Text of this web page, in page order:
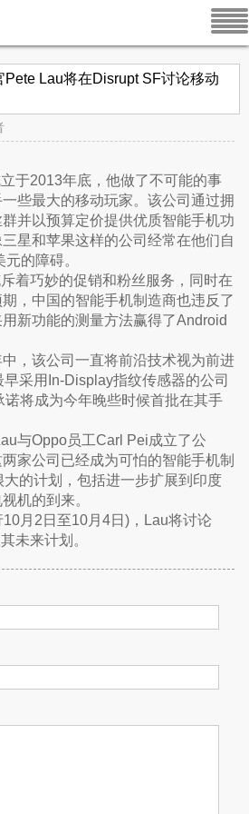
Lau将在Disrupt SF讨论移动
于2013年底，他做了不可能的事
些最大的移动玩家。该公司通过拥
并以预算定价提供优质智能手机功
星和苹果这样的公司经常在他们自
的障碍。
着巧妙的促销和粉丝服务，同时在
，中国的智能手机制造商也违反了
新功能的测量方法赢得了Android
，该公司一直将前沿技术视为前进
采用In-Display指纹传感器的公司
将成为今年晚些时候首批在其手
与Oppo员工Carl Pei成立了公
家公司已经成为可怕的智能手机制
的计划，包括进一步扩展到印度
机的到来。
月2日至10月4日)，Lau将讨论
未来计划。